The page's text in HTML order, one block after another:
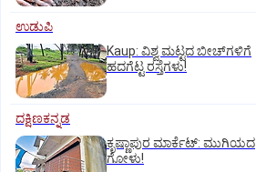
ಉಡುಪಿ
Kaup: ವಿಶ್ವ ಮಟ್ಟದ ಬೀಚ್‌ಗಳಿಗೆ
ಹದಗೆಟ್ಟ ರಸ್ತೆಗಳು!
ದಕ್ಷಿಣಕನ್ನಡ
ಕೃಷ್ಣಾಪುರ ಮಾರ್ಕೆಟ್‌: ಮುಗಿಯದ
ಗೋಳು!